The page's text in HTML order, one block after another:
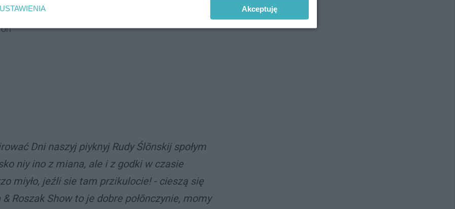
Dni naszyj piyknyj Rudy Ślōnskij społym
niy ino z miana, ale i z godki w czasie
miyło, jeźli sie tam przikulocie! - cieszą się
Roszak Show to je dobre połōnczynie, momy
USTAWIENIA Akceptuję